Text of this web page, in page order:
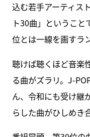
込む若手アーティス
ト30曲」というこ
位とは一線を画すラ
聴けば聴くほど音楽
る曲がズラリ。J-
ん、令和にも受け継
らした曲がひしめき